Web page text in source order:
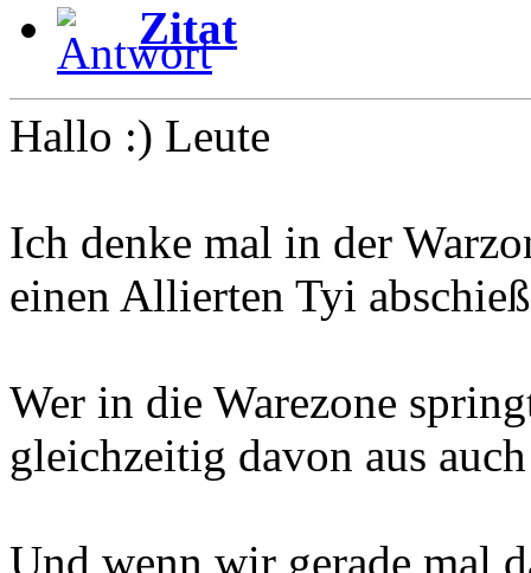
Zitat
Hallo :) Leute
Ich denke mal in der
einen Allierten Tyi
Wer in die Warezone
gleichzeitig davon aus
Und wenn wir gerade mal